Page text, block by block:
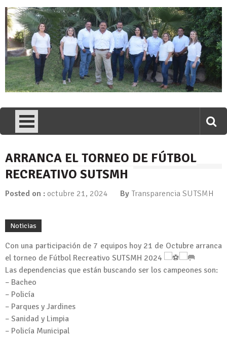
ARRANCA EL TORNEO DE FÚTBOL
RECREATIVO SUTSMH
Posted on : octubre 21, 2024 By Transparencia SUTSMH
Noticias
Con una participación de 7 equipos hoy 21 de Octubre arranca
el torneo de Fútbol Recreativo SUTSMH 2024
Las dependencias que están buscando ser los campeones son:
– Bacheo
– ⁠Policía
– ⁠Parques y Jardines
– ⁠Sanidad y Limpia
– ⁠Policía Municipal